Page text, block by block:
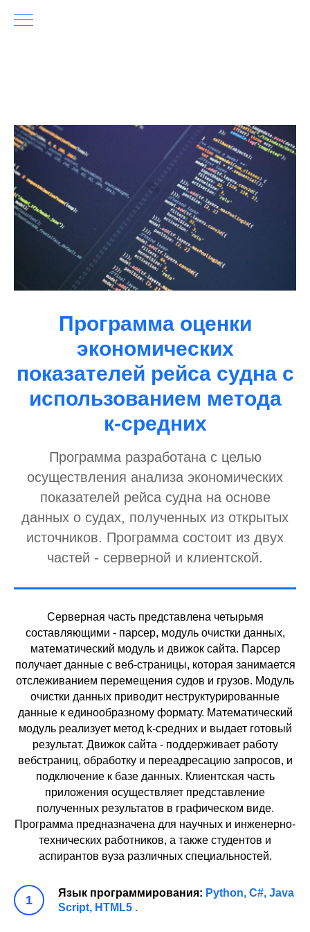
Программа оценки
экономических
показателей рейса судна с
использованием метода
к-средних
Программа разработана с целью
осуществления анализа экономических
показателей рейса судна на основе
данных о судах, полученных из открытых
источников. Программа состоит из двух
частей - серверной и клиентской.
Серверная часть представлена четырьмя
составляющими - парсер, модуль очистки данных,
математический модуль и движок сайта. Парсер
получает данные с веб-страницы, которая занимается
отслеживанием перемещения судов и грузов. Модуль
очистки данных приводит неструктурированные
данные к единообразному формату. Математический
модуль реализует метод k-средних и выдает готовый
результат. Движок сайта - поддерживает работу
вебстраниц, обработку и переадресацию запросов, и
подключение к базе данных. Клиентская часть
приложения осуществляет представление
полученных результатов в графическом виде.
Программа предназначена для научных и инженерно-
технических работников, а также студентов и
аспирантов вуза различных специальностей.
Язык программирования: Python, С#, Java
Script, HTML5 .